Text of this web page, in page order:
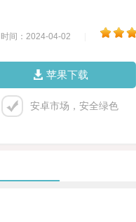
时间：2024-04-02
苹果下载
安卓市场，安全绿色